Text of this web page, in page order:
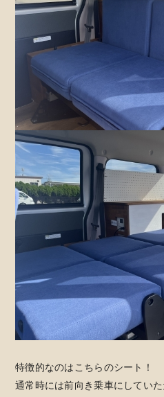
特徴的なのはこちらのシート！
通常時には前向き乗車にしてい